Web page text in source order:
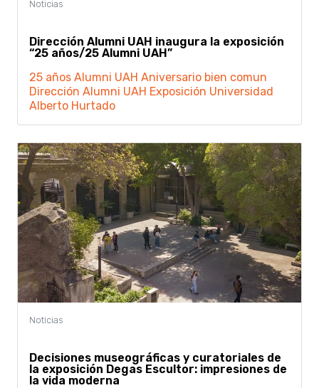
Dirección Alumni UAH inaugura la exposición
“25 años/25 Alumni UAH”
25 años Alumni UAH Aniversario bien comun
Dirección Alumni UAH Exposición Universidad
Alberto Hurtado
Decisiones museográficas y curatoriales de
la exposición Degas Escultor: impresiones de
la vida moderna